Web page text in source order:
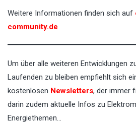
Weitere Informationen finden sich auf
community.de
Um über alle weiteren Entwicklungen
Laufenden zu bleiben empfiehlt sich
kostenlosen Newsletters, der immer
darin zudem aktuelle Infos zu
Energiethemen…